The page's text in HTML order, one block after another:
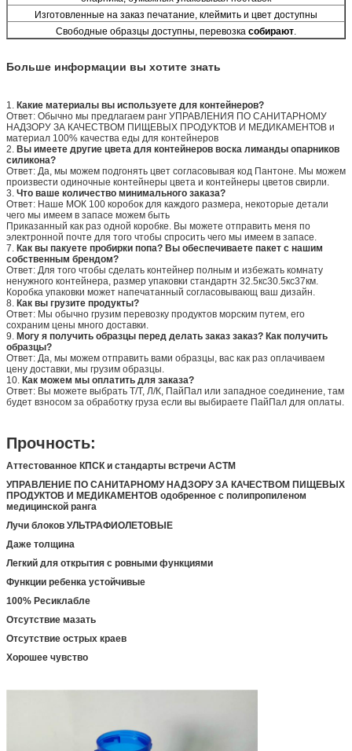
Изготовленные на заказ печатание, клеймить и цвет доступны
Свободные образцы доступны, перевозка собирают.
Больше информации вы хотите знать
1. Какие материалы вы используете для контейнеров?
Ответ: Обычно мы предлагаем ранг УПРАВЛЕНИЯ ПО САНИТАРНОМУ
НАДЗОРУ ЗА КАЧЕСТВОМ ПИЩЕВЫХ ПРОДУКТОВ И МЕДИКАМЕНТОВ и
материал 100% качества еды для контейнеров
2. Вы имеете другие цвета для контейнеров воска лиманды опарников
силикона?
Ответ: Да, мы можем подгонять цвет согласовывая код Пантоне. Мы можем
произвести одиночные контейнеры цвета и контейнеры цветов свирли.
3. Что ваше количество минимального заказа?
Ответ: Наше МОК 100 коробок для каждого размера, некоторые детали
чего мы имеем в запасе можем быть
Приказанный как раз одной коробке. Вы можете отправить меня по
электронной почте для того чтобы спросить чего мы имеем в запасе.
7. Как вы пакуете пробирки попа? Вы обеспечиваете пакет с нашим
собственным брендом?
Ответ: Для того чтобы сделать контейнер полным и избежать комнату
ненужного контейнера, размер упаковки стандартн 32.5кс30.5кс37км.
Коробка упаковки может напечатанный согласовывающ ваш дизайн.
8. Как вы грузите продукты?
Ответ: Мы обычно грузим перевозку продуктов морским путем, его
сохраним цены много доставки.
9. Могу я получить образцы перед делать заказ заказ? Как получить
образцы?
Ответ: Да, мы можем отправить вами образцы, вас как раз оплачиваем
цену доставки, мы грузим образцы.
10. Как можем мы оплатить для заказа?
Ответ: Вы можете выбрать Т/Т, Л/К, ПайПал или западное соединение, там
будет взносом за обработку груза если вы выбираете ПайПал для оплаты.
Прочность:
Аттестованное КПСК и стандарты встречи АСТМ
УПРАВЛЕНИЕ ПО САНИТАРНОМУ НАДЗОРУ ЗА КАЧЕСТВОМ ПИЩЕВЫХ
ПРОДУКТОВ И МЕДИКАМЕНТОВ одобренное с полипропиленом
медицинской ранга
Лучи блоков УЛЬТРАФИОЛЕТОВЫЕ
Даже толщина
Легкий для открытия с ровными функциями
Функции ребенка устойчивые
100% Ресиклабле
Отсутствие мазать
Отсутствие острых краев
Хорошее чувство